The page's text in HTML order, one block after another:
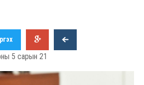
5 сарын 21